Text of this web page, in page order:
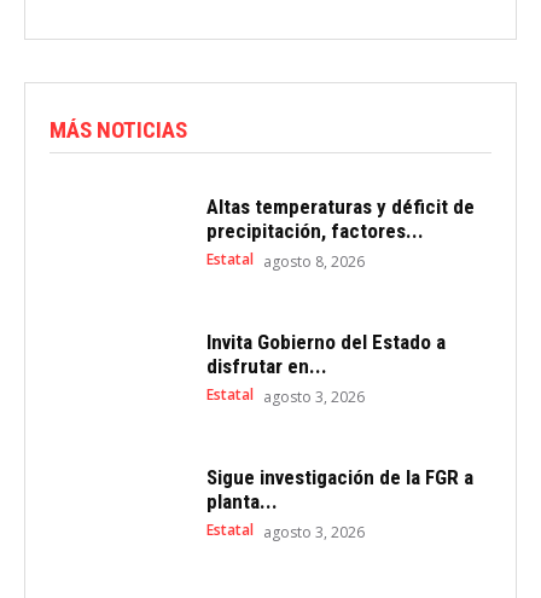
MÁS NOTICIAS
Altas temperaturas y déficit de
precipitación, factores...
Estatal agosto 8, 2026
Invita Gobierno del Estado a
disfrutar en...
Estatal agosto 3, 2026
Sigue investigación de la FGR a
planta...
Estatal agosto 3, 2026